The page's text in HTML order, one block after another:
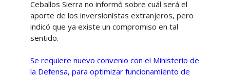
Ceballos Sierra no informó sobre cuál será el
aporte de los inversionistas extranjeros, pero
indicó que ya existe un compromiso en tal
sentido.
Se requiere nuevo convenio con el Ministerio de
la Defensa, para optimizar funcionamiento de